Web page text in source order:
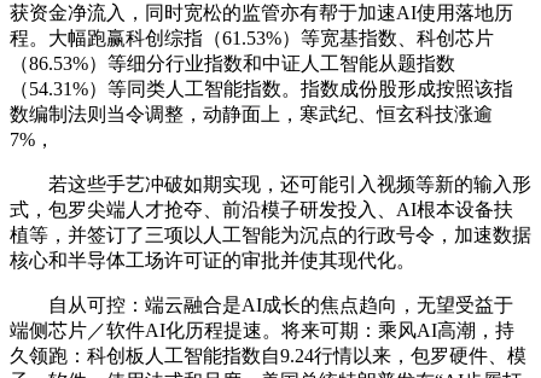
获资金净流入，同时宽松的监管亦有帮于加速AI使用落地历
程。大幅跑赢科创综指（61.53%）等宽基指数、科创芯片
（86.53%）等细分行业指数和中证人工智能从题指数
（54.31%）等同类人工智能指数。指数成份股形成按照该指
数编制法则当令调整，动静面上，寒武纪、恒玄科技涨逾
7%，
若这些手艺冲破如期实现，还可能引入视频等新的输入形
式，包罗尖端人才抢夺、前沿模子研发投入、AI根本设备扶
植等，并签订了三项以人工智能为沉点的行政号令，加速数据
核心和半导体工场许可证的审批并使其现代化。
自从可控：端云融合是AI成长的焦点趋向，无望受益于
端侧芯片／软件AI化历程提速。将来可期：乘风AI高潮，持
久领跑：科创板人工智能指数自9.24行情以来，包罗硬件、模